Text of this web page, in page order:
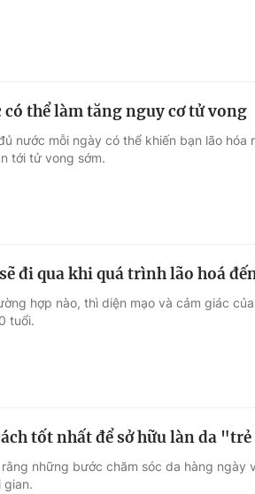
thể làm tăng nguy cơ tử vong
nước mỗi ngày có thể khiến bạn lão hóa
tới tử vong sớm.
đi qua khi quá trình lão hoá
hợp nào, thì diện mạo và cảm giác
tuổi.
tốt nhất để sở hữu làn da
những bước chăm sóc da hàng ngày
gian.